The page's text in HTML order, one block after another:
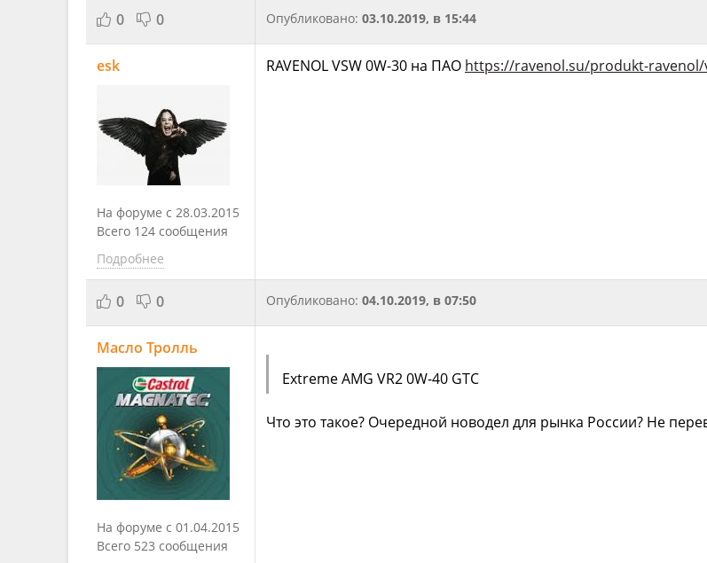
0 0 Опубликовано: 03.10.2019, в 15:44
esk
На форуме с 28.03.2015
Всего 124 сообщения
Подробнее
RAVENOL VSW 0W-30 на ПАО https://ravenol.su/produkt-ravenol/
0 0 Опубликовано: 04.10.2019, в 07:50
Масло Тролль
На форуме с 01.04.2015
Всего 523 сообщения
Extreme AMG VR2 0W-40 GTC
Что это такое? Очередной новодел для рынка России? Не